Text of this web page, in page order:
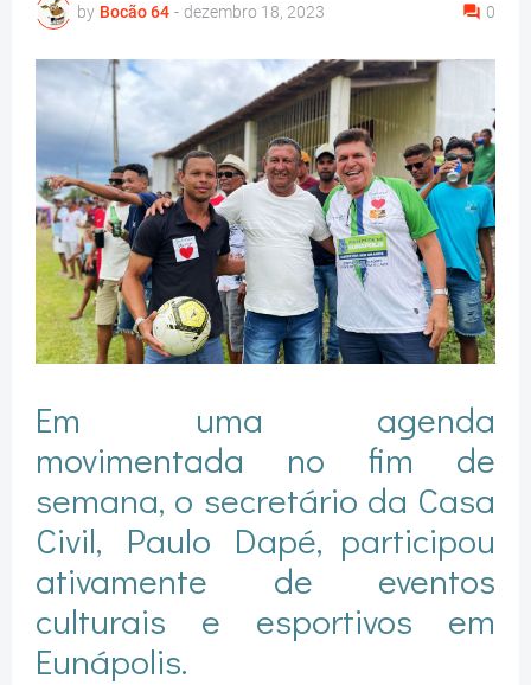
by Bocão 64 - dezembro 18, 2023 0
Em uma agenda
movimentada no fim de
semana, o secretário da Casa
Civil, Paulo Dapé, participou
ativamente de eventos
culturais e esportivos em
Eunápolis.